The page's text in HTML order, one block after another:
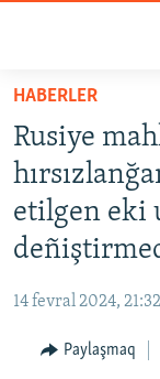
Esas
qaytmaq
Baş
navigatsiyağa
qaytmaq
Qıdıruvğa
SİYASET
İQTİSADİYAT
CEMİYET
İNSAN AQLARI
VİDEO
HABERLER
Rusiye
etilgen eki
14 fevral 2024, 21:32
Paylaşmaq